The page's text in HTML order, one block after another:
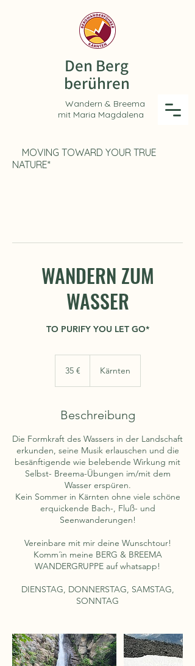
Den Berg
berühren
& Breema
mit Maria Magdalena
MOVING TOWARD YOUR TRUE
NATURE*
WANDERN ZUM
WASSER
TO PURIFY YOU LET GO*
35 € Kärnten
Beschreibung
Die Formkraft des Wassers in der Landschaft
erkunden, seine Musik erlauschen und die
besänftigende wie belebende Wirkung mit
Selbst- Breema-Übungen im/mit dem
Wasser erspüren.
Kein Sommer in Kärnten ohne viele schöne
erquickende Bach-, Fluß- und
Seenwanderungen!
Vereinbare mit mir deine Wunschtour!
Komm´in meine BERG & BREEMA
WANDERGRUPPE auf whatsapp!
DIENSTAG, DONNERSTAG, SAMSTAG,